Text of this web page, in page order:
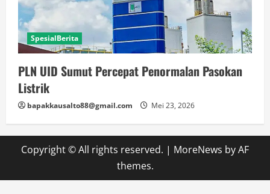
SpesialBerita
PLN UID Sumut Percepat Penormalan Pasokan
Listrik
bapakkausalto88@gmail.com Mei 23, 2026
Copyright © All rights reserved. | MoreNews by AF
themes.